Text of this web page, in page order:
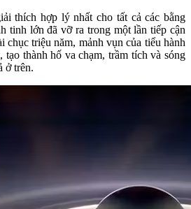
thích hợp lý nhất cho tất cả các bằng
tinh lớn đã vỡ ra trong một lần tiếp cận
triệu năm, mảnh vụn của tiểu hành
thành hố va chạm, trầm tích và sóng
ở trên.